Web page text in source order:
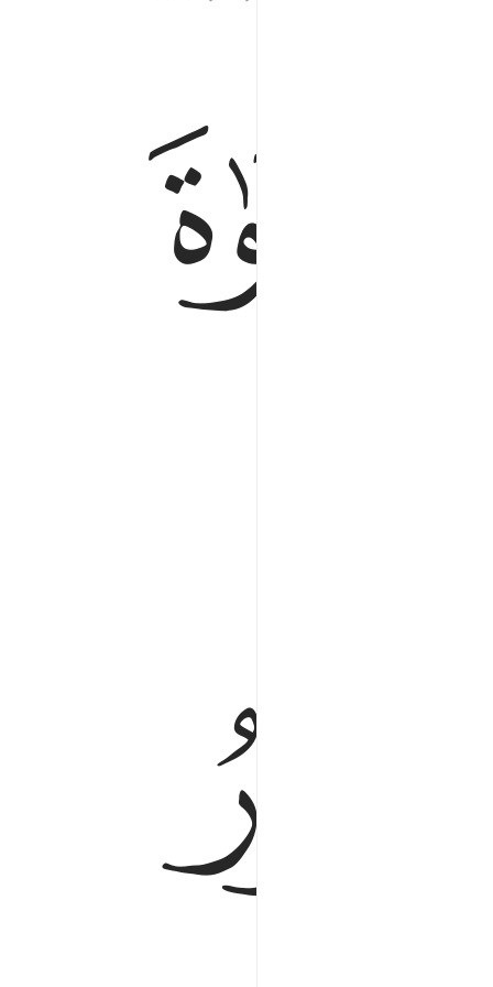
ﱎ
ﱖ